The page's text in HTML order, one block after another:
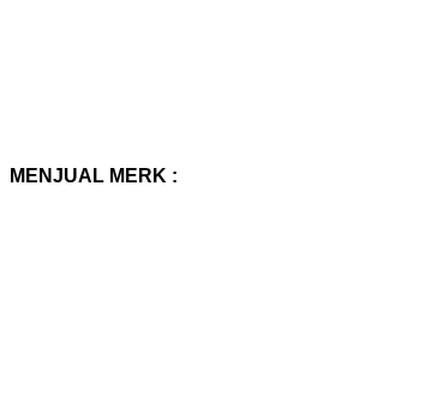
MENJUAL MERK :